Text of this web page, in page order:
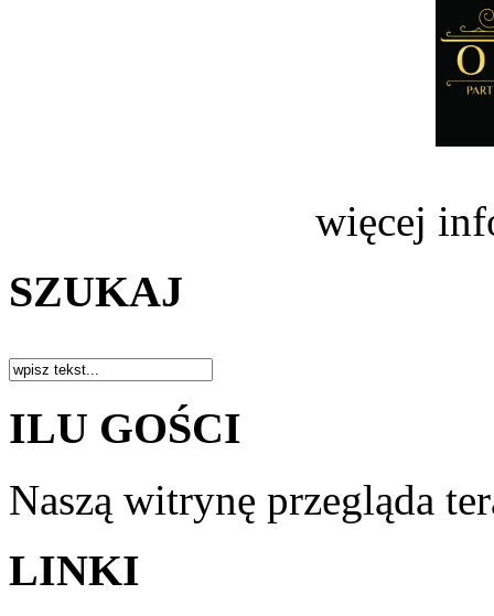
więcej
SZUKAJ
ILU GOŚCI
Naszą witrynę przegląda
LINKI